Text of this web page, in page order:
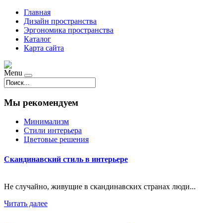
Главная
Дизайн пространства
Эргономика пространства
Каталог
Карта сайта
Menu
Мы рекомендуем
Минимализм
Стили интерьера
Цветовые решения
Скандинавский стиль в интерьере
Не случайно, живущие в скандинавских странах люди...
Читать далее